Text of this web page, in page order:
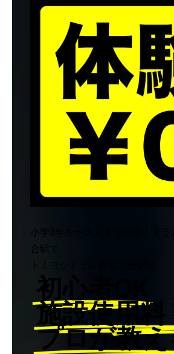
小学3年生〜大人まで歓迎！ドラ
合駅で
初心者OK
施設使用料
プロが教